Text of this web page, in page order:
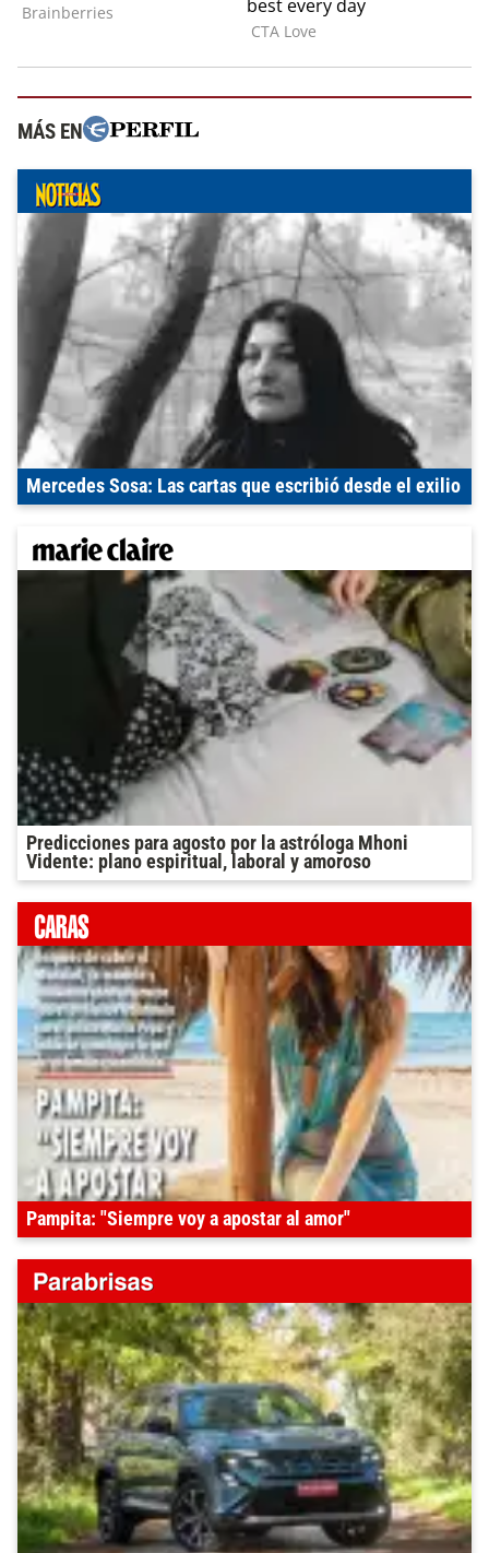
MÁS EN
Mercedes Sosa: Las cartas que escribió desde el exilio
Predicciones para agosto por la astróloga Mhoni
Vidente: plano espiritual, laboral y amoroso
Pampita: "Siempre voy a apostar al amor"